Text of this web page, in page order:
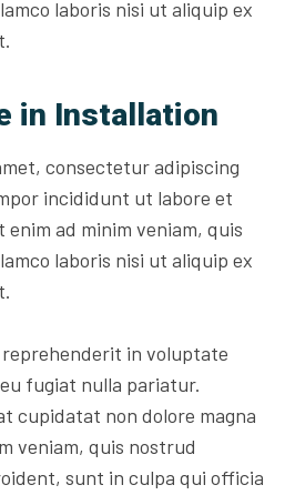
laboris nisi ut aliquip ex
in Installation
consectetur adipiscing
incididunt ut labore et
enim ad minim veniam, quis
laboris nisi ut aliquip ex
in voluptate
fugiat nulla pariatur.
cupidatat non dolore magna
veniam, quis nostrud
sunt in culpa qui officia